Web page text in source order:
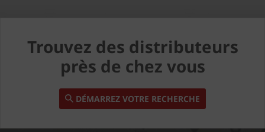
Trouvez des distributeurs
près de chez vous
DÉMARREZ VOTRE RECHERCHE